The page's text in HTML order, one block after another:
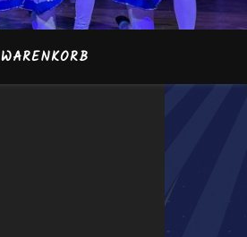
WARENKORB